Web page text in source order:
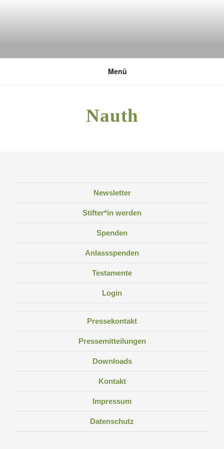
DEUTSCHE UMWELTSTIFTUNG
Menü
Nauth
Newsletter
Stifter*in werden
Spenden
Anlassspenden
Testamente
Login
Pressekontakt
Pressemitteilungen
Downloads
Kontakt
Impressum
Datenschutz